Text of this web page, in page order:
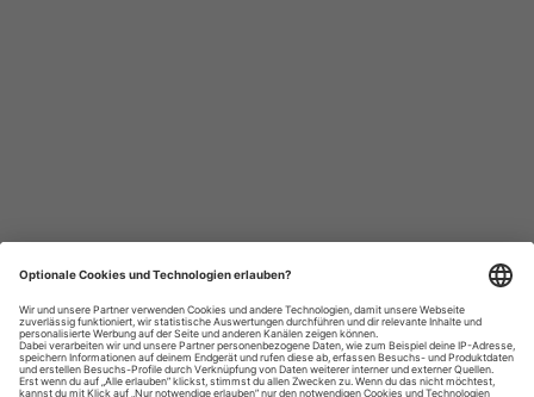
Datenschutzhinweise
Impressum